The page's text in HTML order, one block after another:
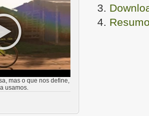
mas o que nos define,
usamos.